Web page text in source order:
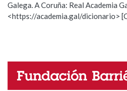
Observación Hai un
Propoño mellorar a definición
Nome
Galega. A Coruña: Real Academia
<https://academia.gal/dicionario>